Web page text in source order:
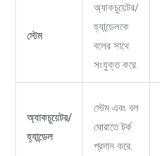
স্টেম
অ্যাকচুয়েটর/
হ্যান্ডেলকে
বলের সাথে
সংযুক্ত করে.
অ্যাকচুয়েটর/
হ্যান্ডেল
স্টেম এবং বল
ঘোরাতে টর্ক
প্রদান করে.